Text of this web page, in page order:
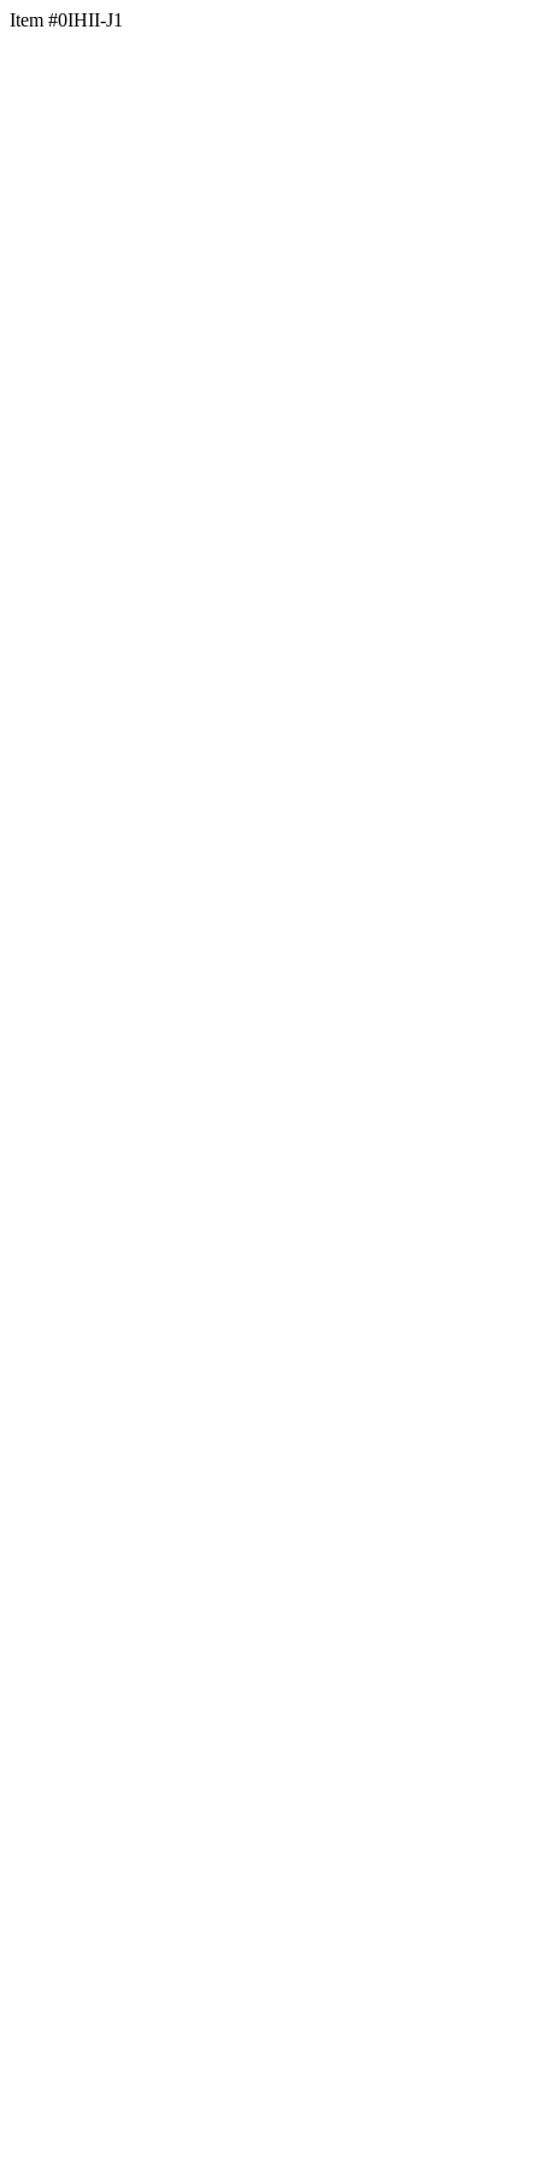
Item #0IHII-J1